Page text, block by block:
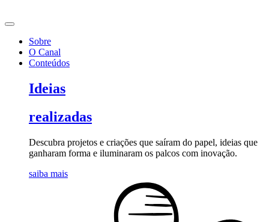
para
conteúdoSobre
O Canal
Conteúdos
Ideias
realizadas
Descubra projetos e criações que saíram do papel, ideias que
ganharam forma e iluminaram os palcos com inovação.
saiba mais